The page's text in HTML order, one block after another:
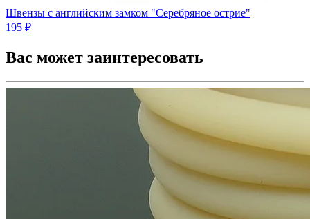
Швензы с английским замком "Серебряное острие"
195 ₽
Вас может заинтересовать